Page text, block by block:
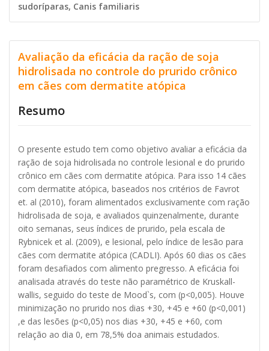
sudoríparas, Canis familiaris
Avaliação da eficácia da ração de soja
hidrolisada no controle do prurido crônico
em cães com dermatite atópica
Resumo
O presente estudo tem como objetivo avaliar a eficácia da
ração de soja hidrolisada no controle lesional e do prurido
crônico em cães com dermatite atópica. Para isso 14 cães
com dermatite atópica, baseados nos critérios de Favrot
et. al (2010), foram alimentados exclusivamente com ração
hidrolisada de soja, e avaliados quinzenalmente, durante
oito semanas, seus índices de prurido, pela escala de
Rybnicek et al. (2009), e lesional, pelo índice de lesão para
cães com dermatite atópica (CADLI). Após 60 dias os cães
foram desafiados com alimento pregresso. A eficácia foi
analisada através do teste não paramétrico de Kruskall-
wallis, seguido do teste de Mood`s, com (p<0,005). Houve
minimização no prurido nos dias +30, +45 e +60 (p<0,001)
,e das lesões (p<0,05) nos dias +30, +45 e +60, com
relação ao dia 0, em 78,5% doa animais estudados.